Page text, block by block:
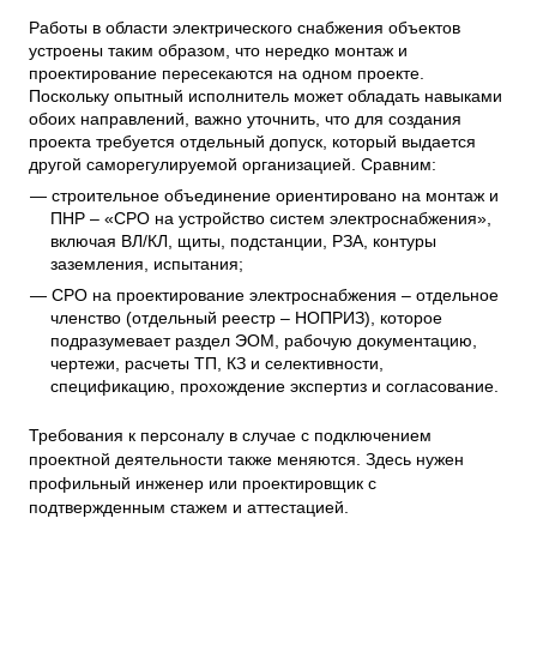
Работы в области электрического снабжения объектов
устроены таким образом, что нередко монтаж и
проектирование пересекаются на одном проекте.
Поскольку опытный исполнитель может обладать навыками
обоих направлений, важно уточнить, что для создания
проекта требуется отдельный допуск, который выдается
другой саморегулируемой организацией. Сравним:
строительное объединение ориентировано на монтаж и
ПНР – «СРО на устройство систем электроснабжения»,
включая ВЛ/КЛ, щиты, подстанции, РЗА, контуры
заземления, испытания;
СРО на проектирование электроснабжения – отдельное
членство (отдельный реестр – НОПРИЗ), которое
подразумевает раздел ЭОМ, рабочую документацию,
чертежи, расчеты ТП, КЗ и селективности,
спецификацию, прохождение экспертиз и согласование.
Требования к персоналу в случае с подключением
проектной деятельности также меняются. Здесь нужен
профильный инженер или проектировщик с
подтвержденным стажем и аттестацией.